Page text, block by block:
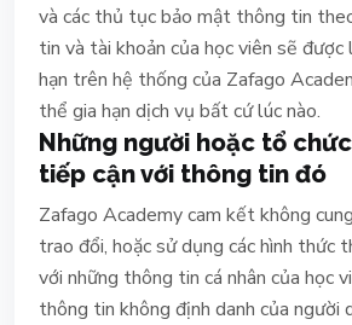
và các thủ tục bảo mật thông tin
tin và tài khoản của học viên sẽ
hạn trên hệ thống của Zafago
thể gia hạn dịch vụ bất cứ lúc nào.
Những người hoặc tổ
tiếp cận với thông tin đó
Zafago Academy cam kết không
trao đổi, hoặc sử dụng các hình thức
với những thông tin cá nhân của học
thông tin không định danh của người